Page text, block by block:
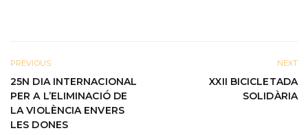
PREVIOUS
25N DIA INTERNACIONAL
PER A L’ELIMINACIÓ DE
LA VIOLÈNCIA ENVERS
LES DONES
NEXT
XXII BICICLETADA
SOLIDÀRIA